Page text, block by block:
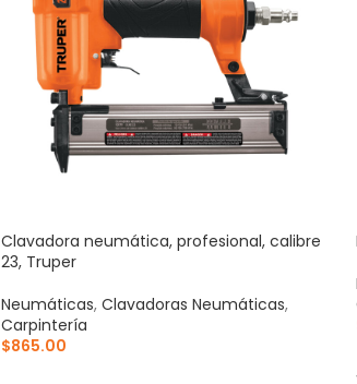
Clavadora neumática, profesional, calibre
23, Truper
Neumáticas, Clavadoras Neumáticas,
Carpintería
$865.00